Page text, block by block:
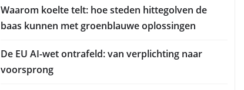
Waarom koelte telt: hoe steden hittegolven de
baas kunnen met groenblauwe oplossingen
De EU AI-wet ontrafeld: van verplichting naar
voorsprong